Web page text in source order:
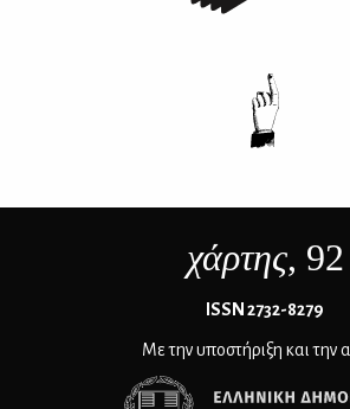
χάρτης, 92
ΙSSN 2732-8279
Με την υποστήριξη και την